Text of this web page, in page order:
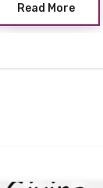
Read More